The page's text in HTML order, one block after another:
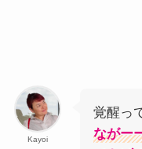
Kayoi
覚醒っ
ながー